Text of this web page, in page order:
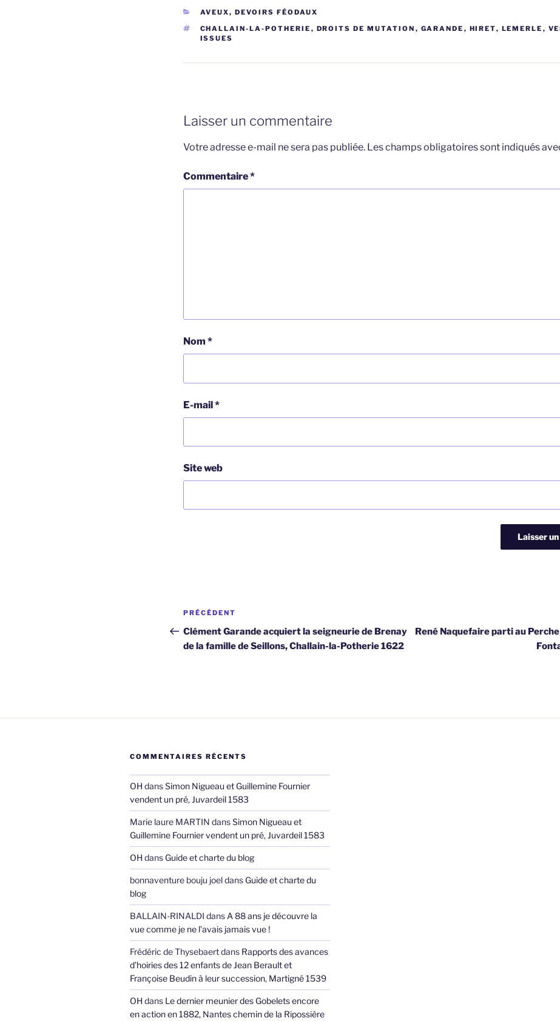
CATÉGORIES
AVEUX, DEVOIRS FÉODAUX
ÉTIQUETTES
CHALLAIN-LA-POTHERIE , DROITS DE MUTATION , GARANDE , HIRET, LEMERLE ,
ISSUES
Laisser un commentaire
Votre adresse e-mail ne sera pas publiée. Les champs obligatoires sont indiqués
Commentaire*
Nom *
E-mail*
Site web
Navigation
de
l’article
Article
précédent
PRÉCÉDENT
Clément Garande acquiert la seigneurie de Brenay
de la famille de Seillons, Challain-la-Potherie 1622
René Naquefaire parti au
COMMENTAIRES RÉCENTS
OH dansSimon Nigueau et Guillemine Fournier
vendent un pré, Juvardeil 1583
Marie laure MARTIN dansSimon Nigueau et
Guillemine Fournier vendent un pré, Juvardeil 1583
OH dans Guide et charte du blog
bonnaventure bouju joeldans Guide et charte du
blog
BALLAIN-RINALDI dans A 88 ans je découvre la
vue comme je ne l’avais jamais vue !
Frédéric de Thysebaertdans Rapports des avances
d’hoiries des 12 enfants de Jean Berault et
Françoise Beudin à leur succession, Martigné 1539
OH dans Le dernier meunier des Gobelets encore
en action en 1882, Nantes chemin de la Ripossière